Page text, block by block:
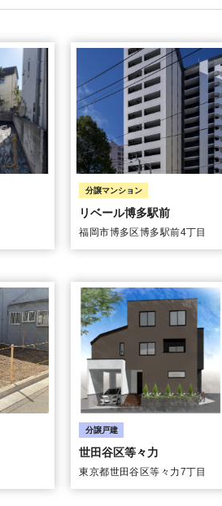
リベール博多駅前
福岡市博多区博多駅前4丁目
世田谷区等々力
東京都世田谷区等々力7丁目